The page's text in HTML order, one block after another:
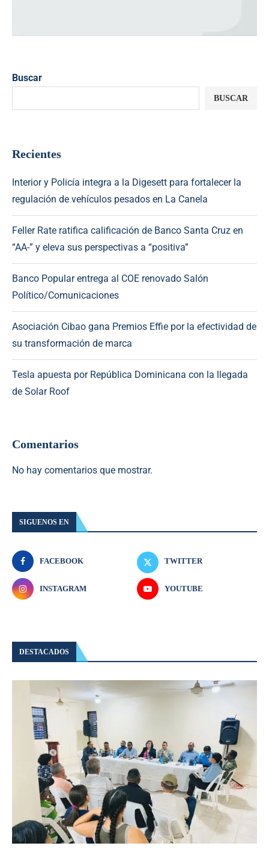
Buscar
BUSCAR
Recientes
Interior y Policía integra a la Digesett para fortalecer la
regulación de vehículos pesados en La Canela
Feller Rate ratifica calificación de Banco Santa Cruz en
“AA-” y eleva sus perspectivas a “positiva”
Banco Popular entrega al COE renovado Salón
Político/Comunicaciones
Asociación Cibao gana Premios Effie por la efectividad de
su transformación de marca
Tesla apuesta por República Dominicana con la llegada
de Solar Roof
Comentarios
No hay comentarios que mostrar.
SIGUENOS EN
FACEBOOK TWITTER
INSTAGRAM YOUTUBE
DESTACADOS